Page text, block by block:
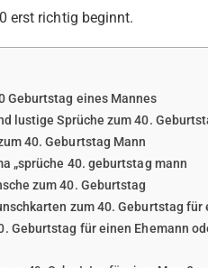
erst richtig beginnt.
Geburtstag eines Mannes
lustige Sprüche zum 40.
40. Geburtstag Mann
„sprüche 40. geburtstag mann
zum 40. Geburtstag
zum 40. Geburtstag für
Geburtstag für einen Ehemann